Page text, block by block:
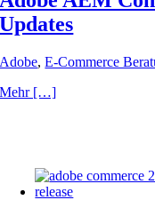
Updates
Adobe,E-Commerce
Mehr […]